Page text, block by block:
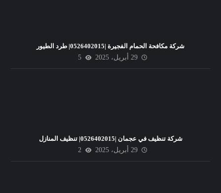
شركة مكافحة الحمام الفجيرة |0526402015| طرد الطيور
29 أبريل، 2025
5
شركة تنظيف في عجمان |0526402015| تنظيف المنازل
29 أبريل، 2025
2